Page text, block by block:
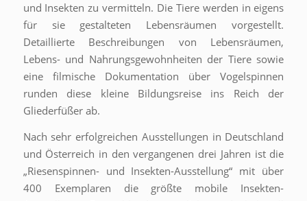
und Insekten zu vermitteln. Die Tiere werden in eigens
für sie gestalteten Lebensräumen vorgestellt.
Detaillierte Beschreibungen von Lebensräumen,
Lebens- und Nahrungsgewohnheiten der Tiere sowie
eine filmische Dokumentation über Vogelspinnen
runden diese kleine Bildungsreise ins Reich der
Gliederfüßer ab.
Nach sehr erfolgreichen Ausstellungen in Deutschland
und Österreich in den vergangenen drei Jahren ist die
„Riesenspinnen- und Insekten-Ausstellung“ mit über
400 Exemplaren die größte mobile Insekten-